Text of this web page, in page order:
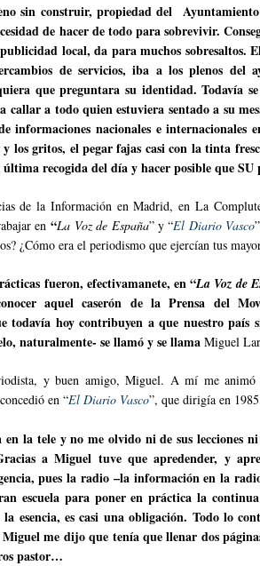
sin construir, propiedad del
de hacer de todo para sobrevivir.
local, da para muchos
de servicios, iba a los plenos
que preguntara su identidad. Todavía
callar a todo quien estuviera sentado a su
informaciones nacionales e
los gritos, el pegar fajas casi con la tinta
recogida del día y hacer posible que SU
de la Información en Madrid, en La
en“La Voz de España” y “El Diario Vasco
¿Cómo era el periodismo que ejercían tus
fueron, efectivamanete, en “La Voz de
aquel caserón de la Prensa del
todavía hoy contribuyen a que nuestro
naturalmente- se llamó y se llama Miguel
y buen amigo, Miguel. A mí me animó
en “El Diario Vasco”, que dirigía en
en la tele y no me olvido ni de sus lecciones
a Miguel tuve que apredender, y
pues la radio –la información en la
escuela para poner en práctica la
esencia, es casi una obligación. Todo lo
me dijo que tenía que llenar dos
pastor…